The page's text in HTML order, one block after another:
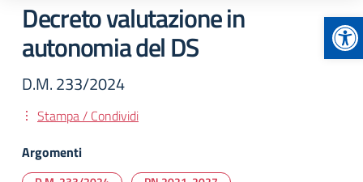
Decreto valutazione in
autonomia del DS
D.M. 233/2024
Stampa / Condividi
Argomenti